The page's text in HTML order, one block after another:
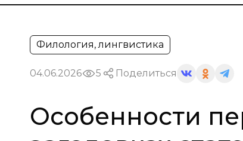
Филология, лингвистика
04.06.2026 5 Поделиться
Особенности